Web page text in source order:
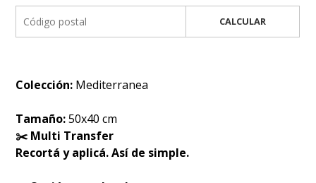
CALCULAR
Colección: Mediterranea
Tamaño:50x40 cm
✂️ Multi Transfer
Recortá y aplicá. Así de simple.